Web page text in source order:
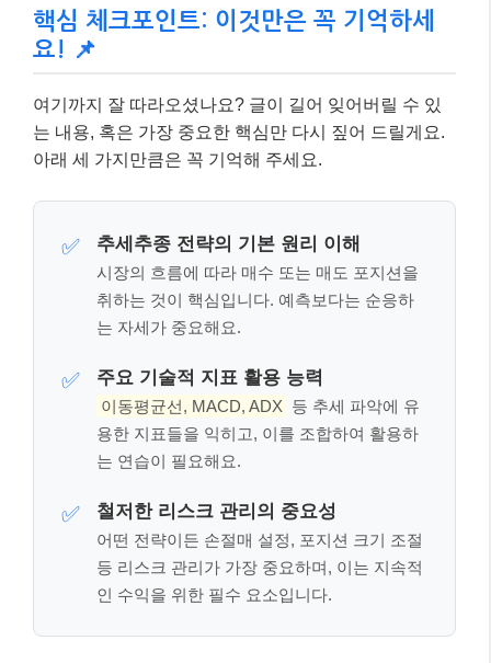
핵심 체크포인트: 이것만은 꼭 기억하세
요! 📌
여기까지 잘 따라오셨나요? 글이 길어 잊어버릴 수 있
는 내용, 혹은 가장 중요한 핵심만 다시 짚어 드릴게요.
아래 세 가지만큼은 꼭 기억해 주세요.
✅ 추세추종 전략의 기본 원리 이해
시장의 흐름에 따라 매수 또는 매도 포지션을
취하는 것이 핵심입니다. 예측보다는 순응하
는 자세가 중요해요.
✅ 주요 기술적 지표 활용 능력
이동평균선, MACD, ADX 등 추세 파악에 유
용한 지표들을 익히고, 이를 조합하여 활용하
는 연습이 필요해요.
✅ 철저한 리스크 관리의 중요성
어떤 전략이든 손절매 설정, 포지션 크기 조절
등 리스크 관리가 가장 중요하며, 이는 지속적
인 수익을 위한 필수 요소입니다.